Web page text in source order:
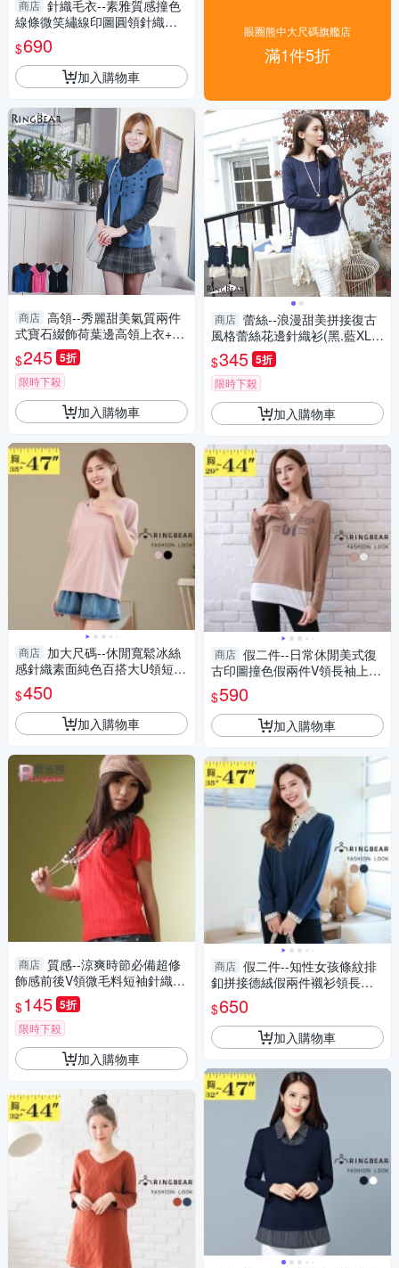
商店 針織毛衣--素雅質感撞色
線條微笑繡線印圖圓領針織上
衣(黑.綠L-5L)-X583眼圈熊中大
尺碼
$690
加入購物車
商店 高領--秀麗甜美氣質兩件
式寶石綴飾荷葉邊高領上衣+罩
衫(黑.藍.桃S-XL)-U22眼圈熊中
大尺碼
$245 5折
限時下殺
加入購物車
商店 加大尺碼--休閒寬鬆冰絲
感針織素面純色百搭大U領短袖
上衣(黑.粉L-3L)-U726眼圈熊中
大尺碼
$450
加入購物車
商店 質感--涼爽時節必備超修
飾感前後V領微毛料短袖針織衫
(白、黑、紅、紫M-2L)-U14眼
圈熊中大尺碼
$145 5折
限時下殺
加入購物車
眼圈熊中大尺碼旗艦店
滿1件5折
商店 蕾絲--浪漫甜美拼接復古
風格蕾絲花邊針織衫(黑.藍XL-5
L)-A211眼圈熊中大尺碼
$345 5折
限時下殺
加入購物車
商店 假二件--日常休閒美式復
古印圖撞色假兩件V領長袖上衣
(咖.綠S-2L)-X592眼圈熊中大尺
碼
$590
加入購物車
商店 假二件--知性女孩條紋排
釦拼接德絨假兩件襯衫領長袖
上衣(咖.藍L-3L)-X522眼圈熊中
大尺碼
$650
加入購物車